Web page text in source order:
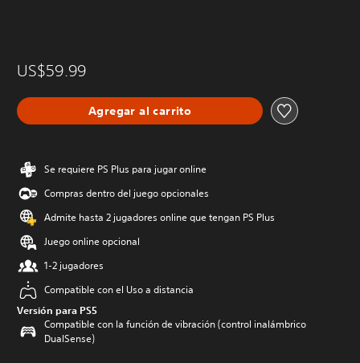
US$59.99
Agregar al carrito
Se requiere PS Plus para jugar online
Compras dentro del juego opcionales
Admite hasta 2 jugadores online que tengan PS Plus
Juego online opcional
1-2 jugadores
Compatible con el Uso a distancia
Versión para PS5
Compatible con la función de vibración (control inalámbrico
DualSense)